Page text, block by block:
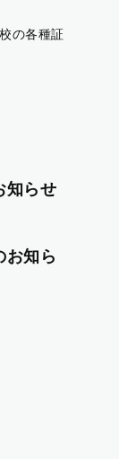
の各種証
知らせ
お知ら